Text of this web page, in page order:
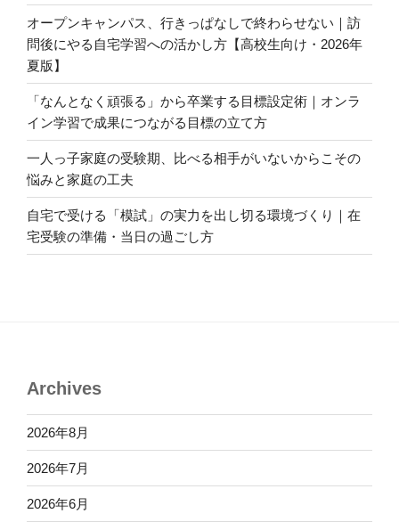
オープンキャンパス、行きっぱなしで終わらせない｜訪
問後にやる自宅学習への活かし方【高校生向け・2026年
夏版】
「なんとなく頑張る」から卒業する目標設定術｜オンラ
イン学習で成果につながる目標の立て方
一人っ子家庭の受験期、比べる相手がいないからこその
悩みと家庭の工夫
自宅で受ける「模試」の実力を出し切る環境づくり｜在
宅受験の準備・当日の過ごし方
Archives
2026年8月
2026年7月
2026年6月